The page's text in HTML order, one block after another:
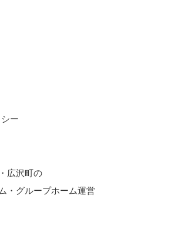
ー
広沢町の
・グループホーム運営